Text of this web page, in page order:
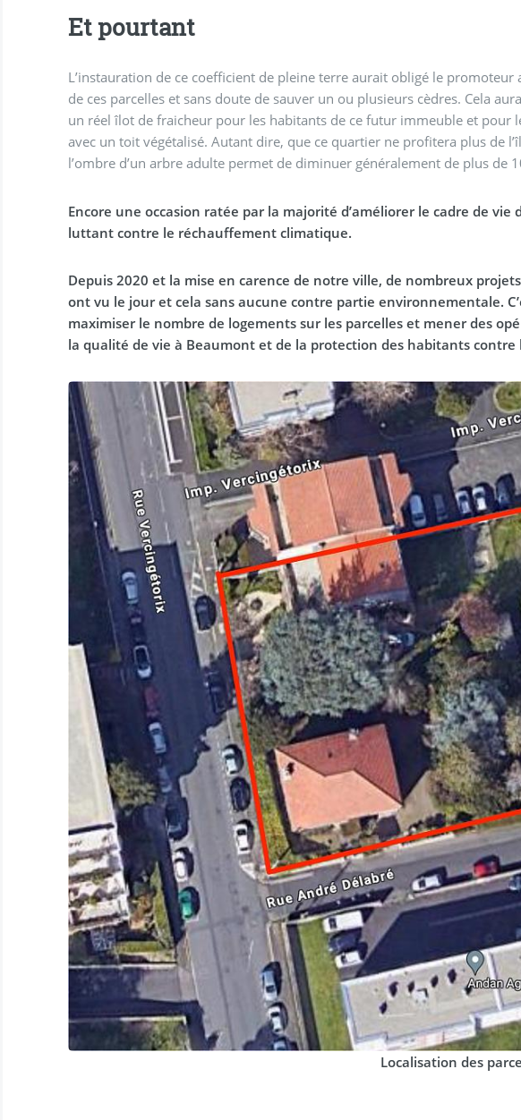
Et pourtant
L’instauration de ce coefficient de pleine terre aurait obligé le
de ces parcelles et sans doute de sauver un ou plusieurs cèdres. Cela
un réel îlot de fraicheur pour les habitants de ce futur immeuble et pour
avec un toit végétalisé. Autant dire, que ce quartier ne profitera plus de
l’ombre d’un arbre adulte permet de diminuer généralement de plus de
Encore une occasion ratée par la majorité d’améliorer le cadre de
luttant contre le réchauffement climatique.
Depuis 2020 et la mise en carence de notre ville, de nombreux
ont vu le jour et cela sans aucune contre partie environnementale.
maximiser le nombre de logements sur les parcelles et mener des
la qualité de vie à Beaumont et de la protection des habitants
Localisation des